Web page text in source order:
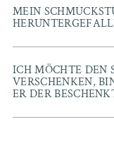
MEIN
ICH MÖCHTE DEN
VERSCHENKEN,
ER DER